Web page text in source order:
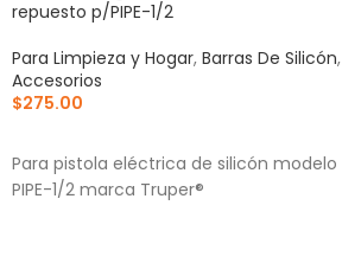
repuesto p/PIPE-1/2
Para Limpieza y Hogar, Barras De Silicón,
Accesorios
$275.00
Para pistola eléctrica de silicón modelo
PIPE-1/2 marca Truper®